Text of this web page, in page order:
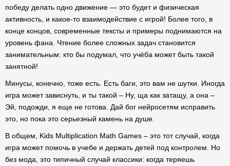
победу делать одно движение — это будет и физическая
активность, и какое-то взаимодействие с игрой! Более того, в
конце концов, современные тексты и примеры поднимаются на
уровень фана. Чтение более сложных задач становится
занимательным: кто бы подумал, что учёба может быть такой
занятной!
Минусы, конечно, тоже есть. Есть баги, это вам не шутки. Иногда
игра может зависнуть, и ты такой – Ну, ща как затащу, а она –
Эй, подожди, я еще не готова. Дай бог нейросетям исправить
это, но пока это серьезный камень на душе.
В общем, Kids Multiplication Math Games – это тот случай, когда
игра может помочь в учебе и держать детей под контролем. Но
без мода, это типичный случай классики: когда теряешь